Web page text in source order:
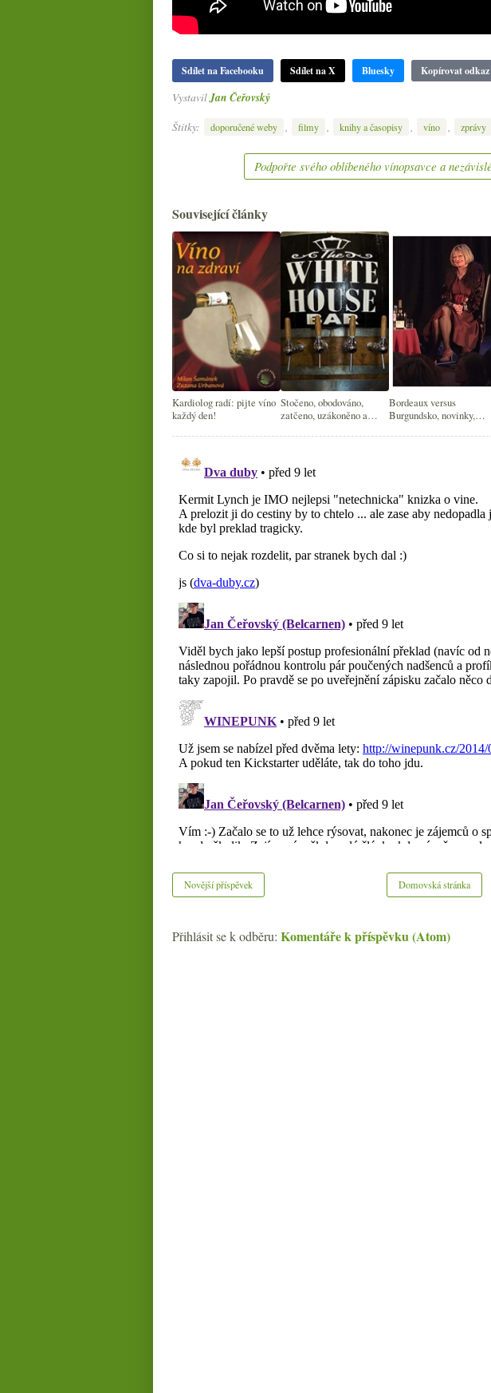
Sdílet na Facebooku Sdílet na X Bluesky Kopírovat odkaz
VystavilJan Čeřovský
Štítky:
doporučené weby filmy knihy a časopisy víno zprávy
Podpořte svého oblíbeného vínopsavce a
Související články
Kardiolog radí: pijte víno
každý den!
Stočeno, obodováno,
zatčeno, uzákoněno a
Bordeaux versus
Burgundsko, novinky,
Novější příspěvek Domovská stránka
Přihlásit se k odběru: Komentáře k příspěvku (Atom)